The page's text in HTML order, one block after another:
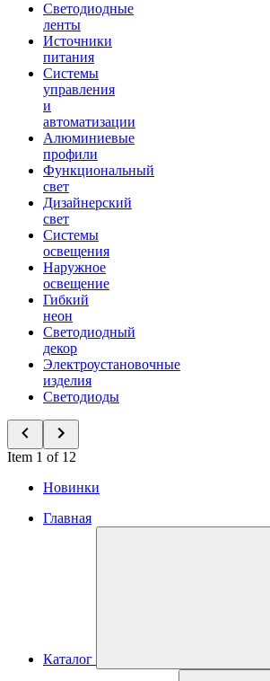
Светодиодные
ленты
Источники
питания
Системы
управления
и
автоматизации
Алюминиевые
профили
Функциональный
свет
Дизайнерский
свет
Системы
освещения
Наружное
освещение
Гибкий
неон
Светодиодный
декор
Электроустановочные
изделия
Светодиоды
Item 1 of 12
Новинки
Главная
Каталог